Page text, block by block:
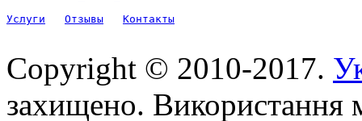
Услуги Отзывы Контакты
Copyright © 2010-2017.
захищено. Використання